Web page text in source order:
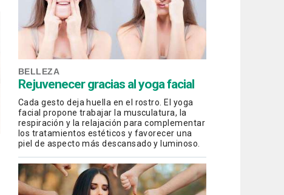
BELLEZA
Rejuvenecer gracias al yoga facial
Cada gesto deja huella en el rostro. El yoga
facial propone trabajar la musculatura, la
respiración y la relajación para complementar
los tratamientos estéticos y favorecer una
piel de aspecto más descansado y luminoso.